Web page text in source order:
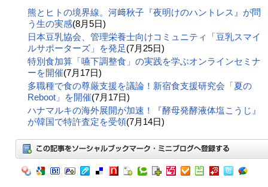
熊とヒトの境界線。河﨑秋子『夜明けのハントレス』が問
う生の実感(8月5日)
日本豆乳協会、管理栄養士向けコミュニティ「豆乳スマイ
ルサポーターズ」を発足(7月25日)
特別食加算「嚥下調整食」の実践を学ぶオンラインセミナ
ーを開催(7月17日)
多職種で食の尊厳支援を議論！新宿食支援研究会「夏の
Reboot」を開催(7月17日)
ハナマルキの海外展開が加速！『酵母発酵液体塩こうじ』
が韓国で特許査定を受領(7月14日)